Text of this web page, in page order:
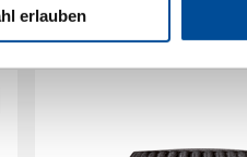
erlauben